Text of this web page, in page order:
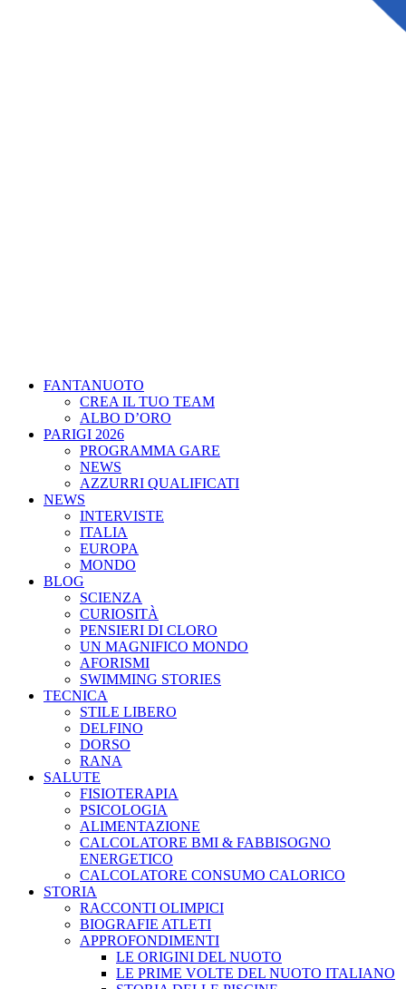
CREA IL TUO TEAM
ALBO D’ORO
PARIGI 2026
PROGRAMMA GARE
NEWS
AZZURRI QUALIFICATI
NEWS
INTERVISTE
ITALIA
EUROPA
MONDO
BLOG
SCIENZA
CURIOSITÀ
PENSIERI DI CLORO
UN MAGNIFICO MONDO
AFORISMI
SWIMMING STORIES
TECNICA
STILE LIBERO
DELFINO
DORSO
RANA
SALUTE
FISIOTERAPIA
PSICOLOGIA
ALIMENTAZIONE
CALCOLATORE BMI & FABBISOGNO
ENERGETICO
CALCOLATORE CONSUMO CALORICO
STORIA
RACCONTI OLIMPICI
BIOGRAFIE ATLETI
APPROFONDIMENTI
LE ORIGINI DEL NUOTO
LE PRIME VOLTE DEL NUOTO ITALIANO
STORIA DELLE PISCINE